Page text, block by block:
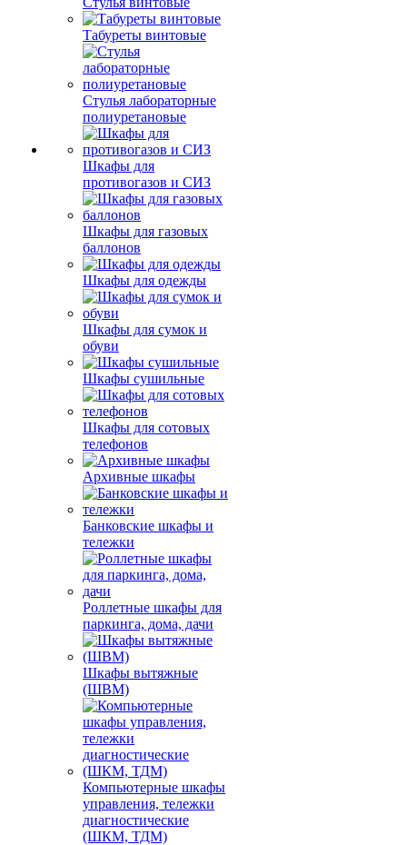
Табуреты винтовые
Стулья лабораторные
полиуретановые
Шкафы для
противогазов и СИЗ
Шкафы для газовых
баллонов
Шкафы для одежды
Шкафы для сумок и
обуви
Шкафы сушильные
Шкафы для сотовых
телефонов
Архивные шкафы
Банковские шкафы и
тележки
Роллетные шкафы для
паркинга, дома, дачи
Шкафы вытяжные
(ШВМ)
Компьютерные шкафы
управления, тележки
диагностические
(ШКМ, ТДМ)